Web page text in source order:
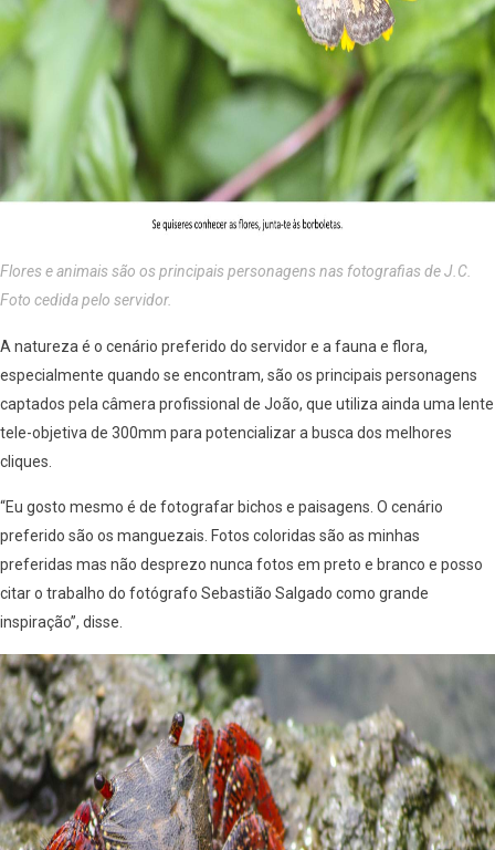
Flores e animais são os principais personagens nas fotografias de J.C.
Foto cedida pelo servidor.
A natureza é o cenário preferido do servidor e a fauna e flora,
especialmente quando se encontram, são os principais personagens
captados pela câmera profissional de João, que utiliza ainda uma lente
tele-objetiva de 300mm para potencializar a busca dos melhores
cliques.
“Eu gosto mesmo é de fotografar bichos e paisagens. O cenário
preferido são os manguezais. Fotos coloridas são as minhas
preferidas mas não desprezo nunca fotos em preto e branco e posso
citar o trabalho do fotógrafo Sebastião Salgado como grande
inspiração”, disse.